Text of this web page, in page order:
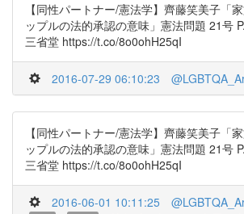
【同性パートナー/憲法学】齊藤笑美子「
ップルの法的承認の意味」憲法問題 21号
三省堂 https://t.co/8o0ohH25qI
2016-07-29 06:10:23
【同性パートナー/憲法学】齊藤笑美子「
ップルの法的承認の意味」憲法問題 21号
三省堂 https://t.co/8o0ohH25qI
2016-06-01 10:11:25